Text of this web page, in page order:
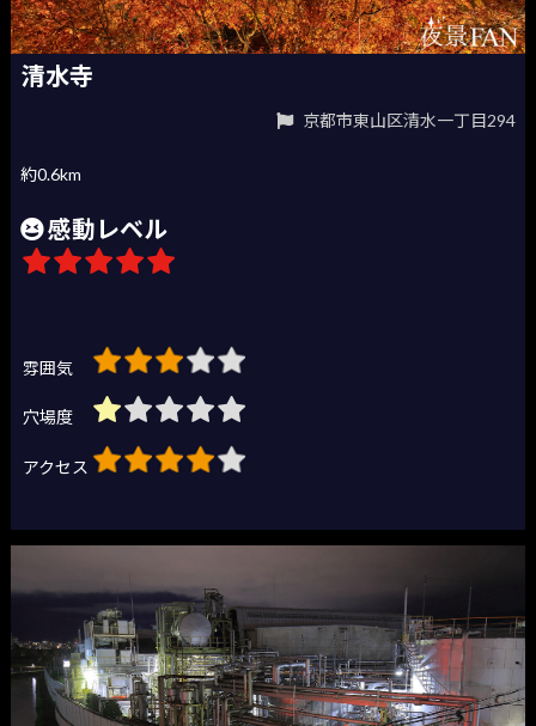
清水寺
京都市東山区清水一丁目294
約0.6km
感動レベル
雰囲気
穴場度
アクセス